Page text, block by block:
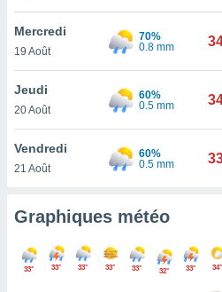
à
cas,
que
sur le
que
ne
Mercredi
19 Août
70%
0.8 mm
Jeudi
20 Août
60%
0.5 mm
Vendredi
21 Août
60%
0.5 mm
Graphiques météo
33° 33° 33° 33° 33° 32° 33° 34°